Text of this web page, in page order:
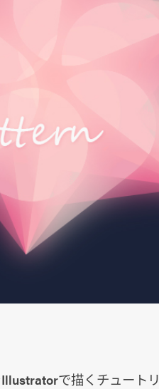
で描くチュートリ